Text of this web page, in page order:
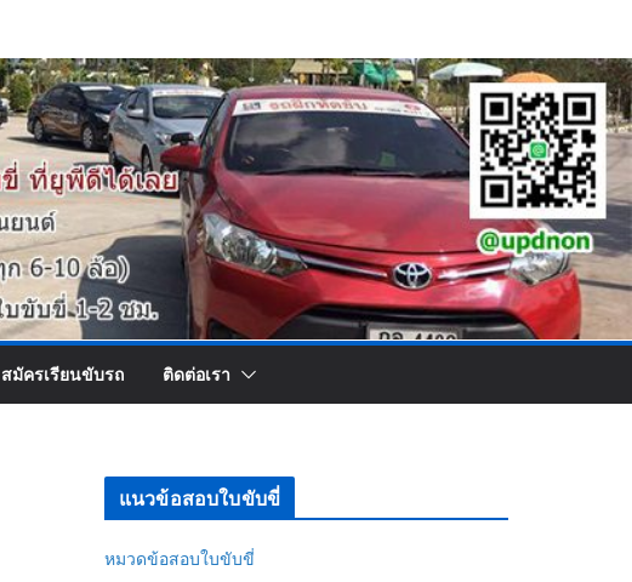
สมัครเรียนขับรถ ติดต่อเรา
แนวข้อสอบใบขับขี่
หมวดข้อสอบใบขับขี่